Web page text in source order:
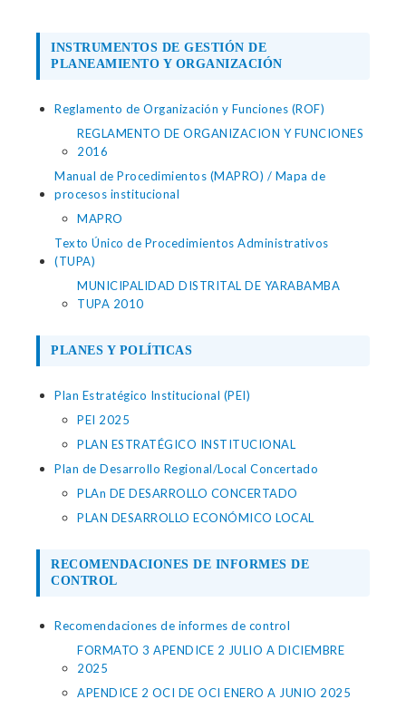
INSTRUMENTOS DE GESTIÓN DE
PLANEAMIENTO Y ORGANIZACIÓN
Reglamento de Organización y Funciones (ROF)
REGLAMENTO DE ORGANIZACION Y FUNCIONES
2016
Manual de Procedimientos (MAPRO) / Mapa de
procesos institucional
MAPRO
Texto Único de Procedimientos Administrativos
(TUPA)
MUNICIPALIDAD DISTRITAL DE YARABAMBA
TUPA 2010
PLANES Y POLÍTICAS
Plan Estratégico Institucional (PEI)
PEI 2025
PLAN ESTRATÉGICO INSTITUCIONAL
Plan de Desarrollo Regional/Local Concertado
PLAn DE DESARROLLO CONCERTADO
PLAN DESARROLLO ECONÓMICO LOCAL
RECOMENDACIONES DE INFORMES DE
CONTROL
Recomendaciones de informes de control
FORMATO 3 APENDICE 2 JULIO A DICIEMBRE
2025
APENDICE 2 OCI DE OCI ENERO A JUNIO 2025